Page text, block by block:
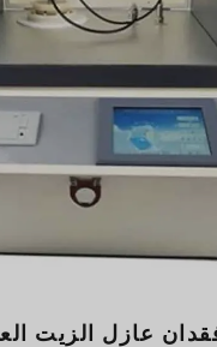
عازل الزيت
Bahasa